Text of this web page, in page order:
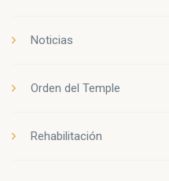
Noticias
Orden del Temple
Rehabilitación